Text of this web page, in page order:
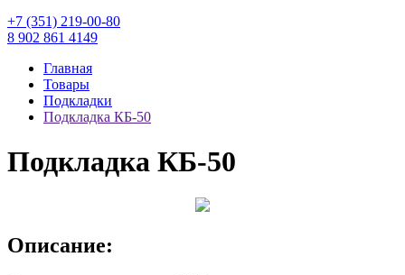
+7 (351) 219-00-80
8 902 861 4149
Главная
Товары
Подкладки
Подкладка КБ-50
Подкладка КБ-50
Описание: